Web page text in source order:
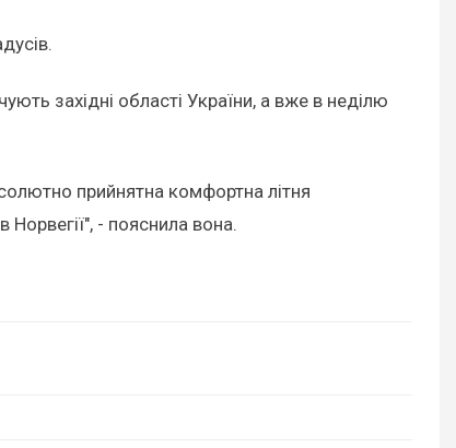
західні області України, а вже в неділю
прийнятна комфортна літня
Норвегії", - пояснила вона.